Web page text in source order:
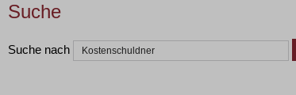
Suche
Suche nach